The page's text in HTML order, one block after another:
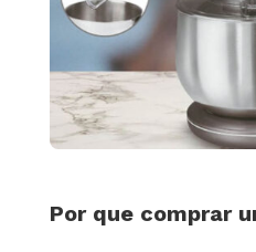
Por que comprar